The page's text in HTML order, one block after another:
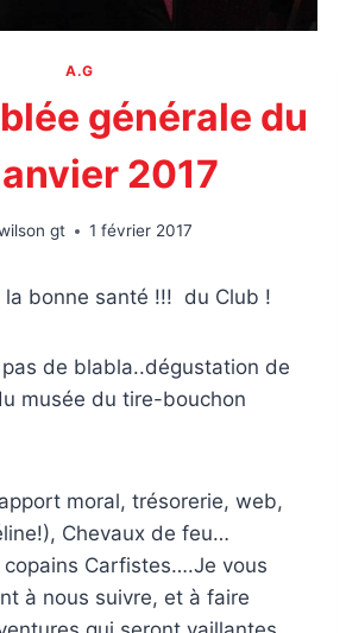
A.G
générale du
2017
gt 1 février 2017
la bonne santé !!! du Club !
de blabla..dégustation de
musée du tire-bouchon
moral, trésorerie, web,
Chevaux de feu…
Carfistes….Je vous
à nous suivre, et à faire